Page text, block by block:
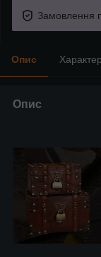
Замовлення
Опис
Опис